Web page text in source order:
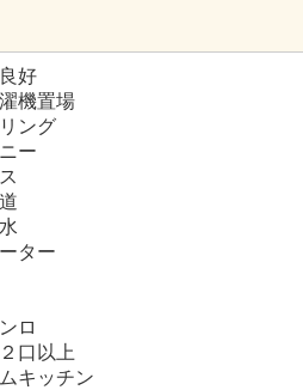
好
機置場
ング
ー
ター
ロ
口以上
キッチン